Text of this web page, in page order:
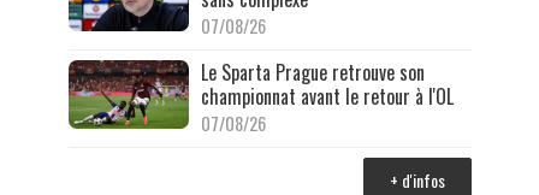
07/08/26
Le Sparta Prague retrouve son
championnat avant le retour à l'OL
07/08/26
+ d'infos